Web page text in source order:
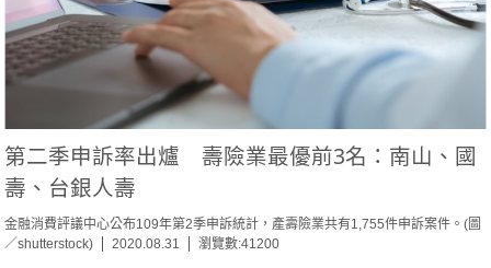
第二季申訴率出爐 壽險業最優前3名：南山、國
壽、台銀人壽
金融消費評議中心公布109年第2季申訴統計，產壽險業共有1,755件申訴案件。(圖
／shutterstock)
2020.08.31 瀏覽數:41200